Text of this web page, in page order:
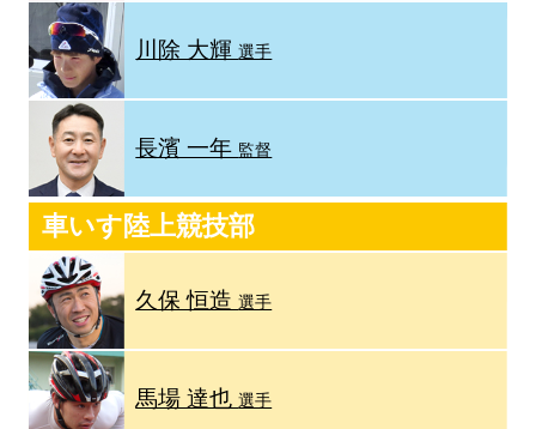
川除 大輝選手
長濱 一年 監督
車いす陸上競技部
久保 恒造選手
馬場 達也選手